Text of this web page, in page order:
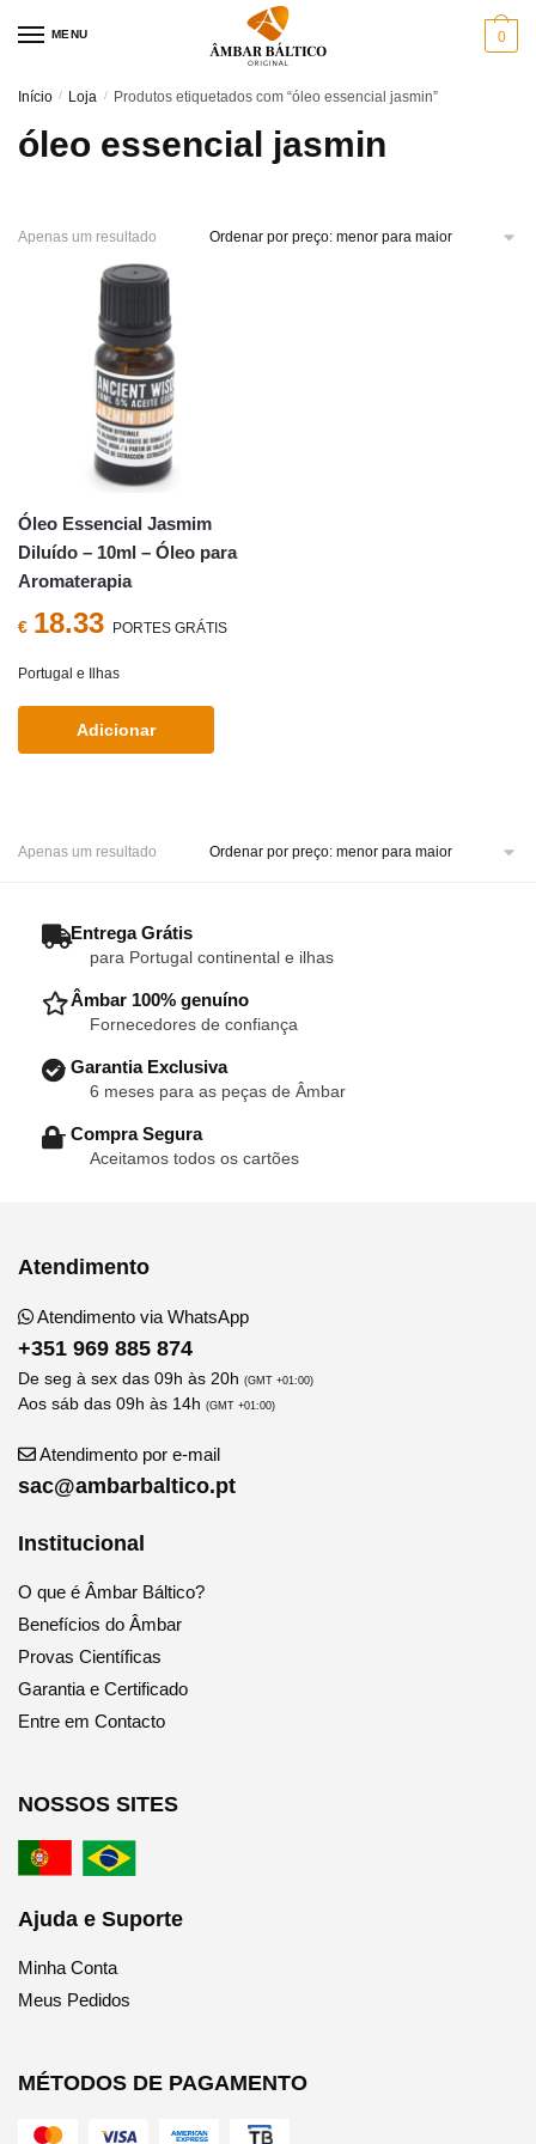
MENU 0
Início / Loja / Produtos etiquetados com “óleo essencial jasmin”
óleo essencial jasmin
Apenas um resultado
Óleo Essencial Jasmim
Diluído – 10ml – Óleo para
Aromaterapia
€ 18.33 PORTES GRÁTIS
Portugal e Ilhas
Adicionar
Apenas um resultado
– Entrega Grátis
para Portugal continental e ilhas
– Âmbar 100% genuíno
Fornecedores de confiança
– Garantia Exclusiva
6 meses para as peças de Âmbar
– Compra Segura
Aceitamos todos os cartões
Atendimento
Atendimento via WhatsApp
+351 969 885 874
De seg à sex das 09h às 20h (GMT +01:00)
Aos sáb das 09h às 14h (GMT +01:00)
Atendimento por e-mail
sac@ambarbaltico.pt
Institucional
O que é Âmbar Báltico?
Benefícios do Âmbar
Provas Científicas
Garantia e Certificado
Entre em Contacto
NOSSOS SITES
Ajuda e Suporte
Minha Conta
Meus Pedidos
MÉTODOS DE PAGAMENTO